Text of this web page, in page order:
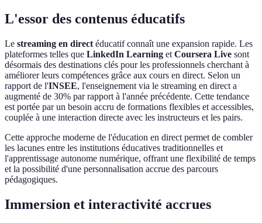
L'essor des contenus éducatifs
Le streaming en direct éducatif connaît une expansion rapide. Les
plateformes telles que LinkedIn Learning et Coursera Live sont
désormais des destinations clés pour les professionnels cherchant à
améliorer leurs compétences grâce aux cours en direct. Selon un
rapport de l'INSEE, l'enseignement via le streaming en direct a
augmenté de 30% par rapport à l'année précédente. Cette tendance
est portée par un besoin accru de formations flexibles et accessibles,
couplée à une interaction directe avec les instructeurs et les pairs.
Cette approche moderne de l'éducation en direct permet de combler
les lacunes entre les institutions éducatives traditionnelles et
l'apprentissage autonome numérique, offrant une flexibilité de temps
et la possibilité d'une personnalisation accrue des parcours
pédagogiques.
Immersion et interactivité accrues